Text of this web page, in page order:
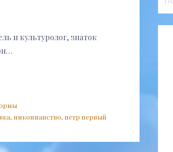
культуролог, знаток
, никонианство, петр первый